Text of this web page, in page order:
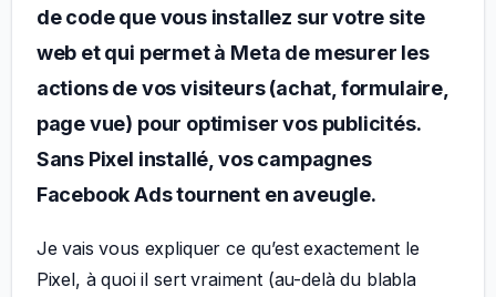
de code que vous installez sur votre site
web et qui permet à Meta de mesurer les
actions de vos visiteurs (achat, formulaire,
page vue) pour optimiser vos publicités.
Sans Pixel installé, vos campagnes
Facebook Ads tournent en aveugle.
Je vais vous expliquer ce qu’est exactement le
Pixel, à quoi il sert vraiment (au-delà du blabla